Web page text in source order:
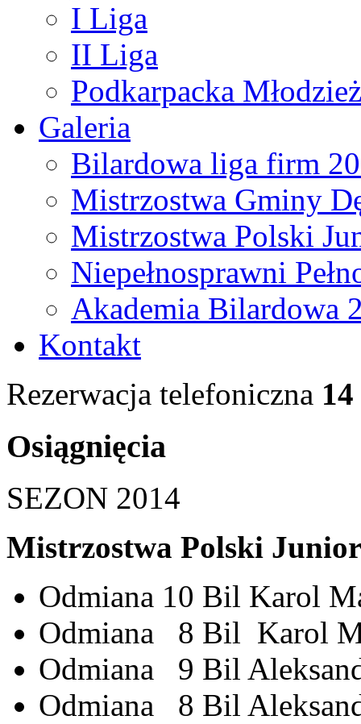
I Liga
II Liga
Podkarpacka
Galeria
Bilardowa liga firm
Mistrzostwa Gminy
Mistrzostwa Polski
Niepełnosprawni
Akademia Bilardowa
Kontakt
Rezerwacja telefoniczna
Osiągnięcia
SEZON 2014
Mistrzostwa Polski
Odmiana 10 Bil Karol
Odmiana 8 Bil Karol
Odmiana 9 Bil
Odmiana 8 Bil